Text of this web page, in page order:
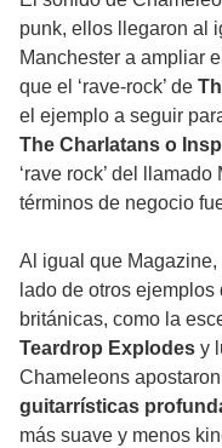
punk, ellos llegaron al
Manchester a ampliar
que el ‘rave-rock’ de
el ejemplo a seguir
The Charlatans o
‘rave rock’ del
términos de negocio
Al igual que Magazine,
lado de otros
británicas, como la
Teardrop Explodes y
Chameleons
guitarrísticas
más suave y menos